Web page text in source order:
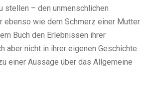
stellen – den unmenschlichen
ebenso wie dem Schmerz einer Mutter
Buch den Erlebnissen ihrer
aber nicht in ihrer eigenen Geschichte
einer Aussage über das Allgemeine